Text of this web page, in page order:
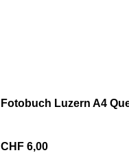
Fotobuch Luzern A4
CHF 6,00